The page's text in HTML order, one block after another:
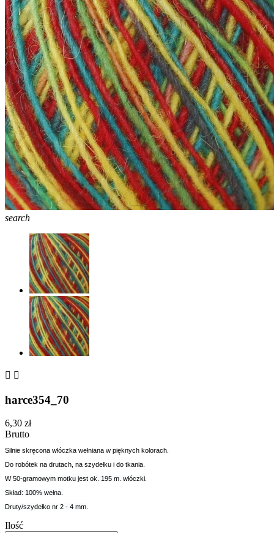
search
 
harce354_70
6,30 zł
Brutto
Silnie skręcona włóczka wełniana w pięknych kolorach.
Do robótek na drutach, na szydełku i do tkania.
W 50-gramowym motku jest ok. 195 m. włóczki.
Skład: 100% wełna.
Druty/szydełko nr 2 - 4 mm.
Ilość